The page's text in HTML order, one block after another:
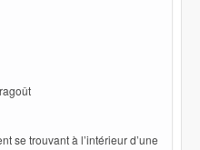
se trouvant à l’intérieur d’une